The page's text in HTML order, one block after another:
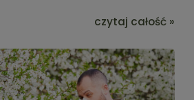
czytaj całość »